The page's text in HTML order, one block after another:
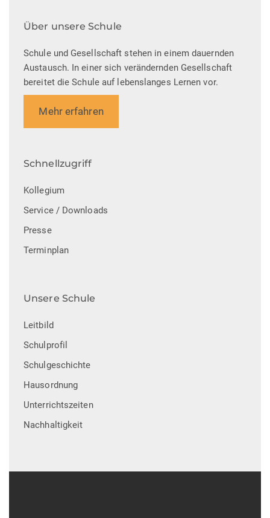
Über unsere Schule
Schule und Gesellschaft stehen in einem dauernden
Austausch. In einer sich verändernden Gesellschaft
bereitet die Schule auf lebenslanges Lernen vor.
Mehr erfahren
Schnellzugriff
Kollegium
Service / Downloads
Presse
Terminplan
Unsere Schule
Leitbild
Schulprofil
Schulgeschichte
Hausordnung
Unterrichtszeiten
Nachhaltigkeit